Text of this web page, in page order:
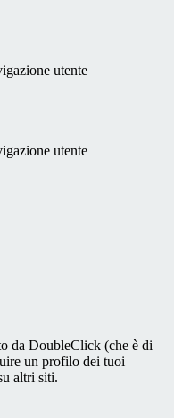
utente
utente
da DoubleClick (che è di
un profilo dei tuoi
altri siti.